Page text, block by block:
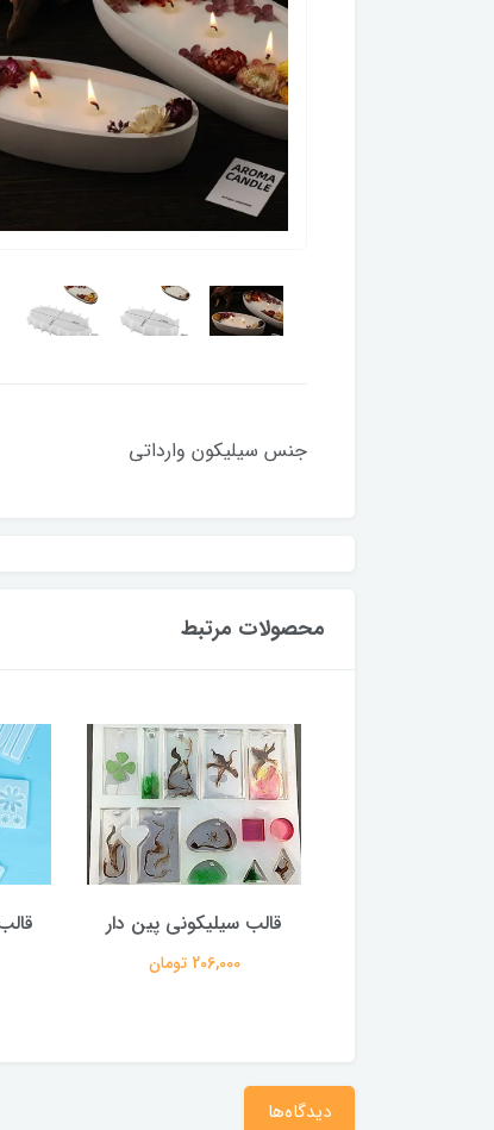
جنس سیلیکون وارداتی
محصولات مرتبط
قالب سیلیکونی پین دار
206,000 تومان
دیدگاه‌ها